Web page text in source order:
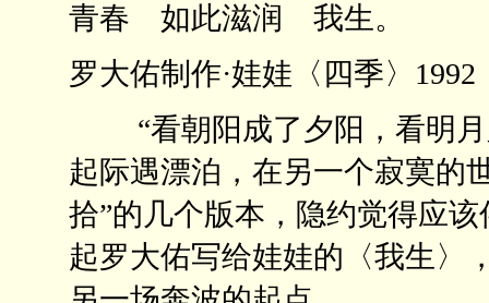
青春 如此滋润 我生。
罗大佑制作·娃娃〈四季〉1992
“看朝阳成了夕阳，看明月
起际遇漂泊，在另一个寂寞的
拾”的几个版本，隐约觉得应
起罗大佑写给娃娃的〈我生〉